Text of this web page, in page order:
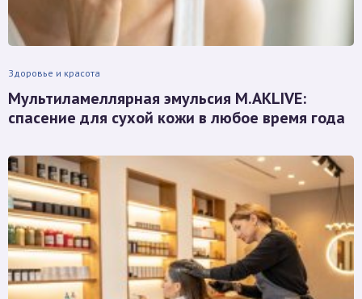
Здоровье и красота
Мультиламеллярная эмульсия M.AKLIVE:
спасение для сухой кожи в любое время года